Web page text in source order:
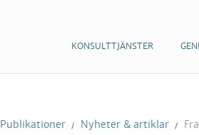
KONSULTTJÄNSTER
Publikationer Nyheter & artiklar